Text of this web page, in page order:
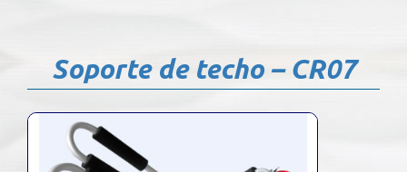
Soporte de techo – CR07